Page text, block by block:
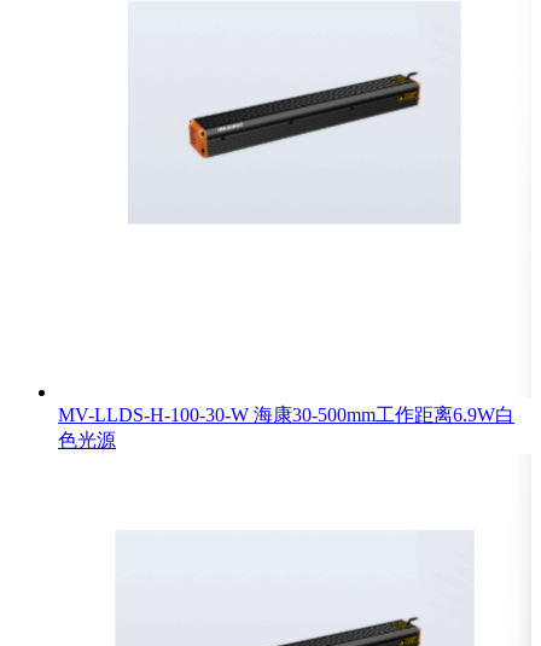
MV-LLDS-H-100-30-W 海康30-500mm工作距离6.9W白
色光源